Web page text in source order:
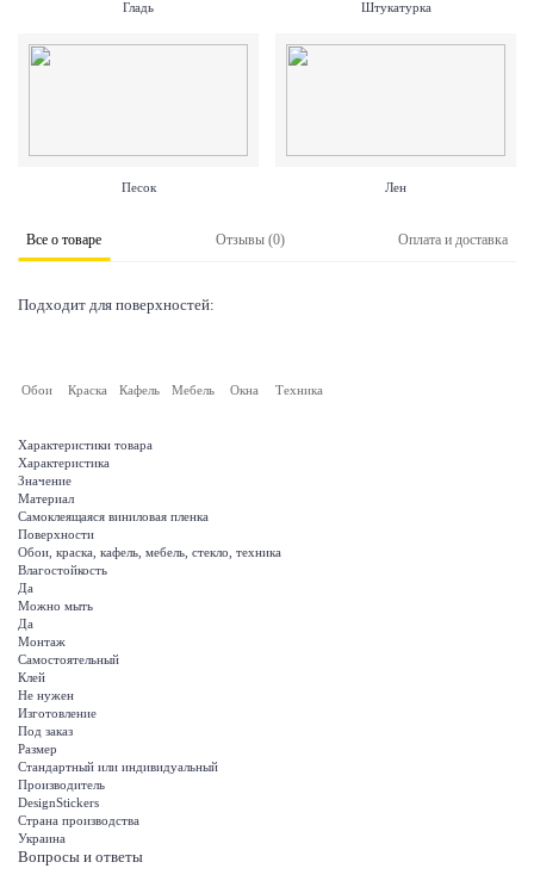
Гладь Штукатурка
Песок Лен
Все о товаре Отзывы (0) Оплата и доставка
Подходит для поверхностей:
Обои Краска Кафель Мебель Окна Техника
Характеристики товара
Характеристика
Значение
Материал
Самоклеящаяся виниловая пленка
Поверхности
Обои, краска, кафель, мебель, стекло, техника
Влагостойкость
Да
Можно мыть
Да
Монтаж
Самостоятельный
Клей
Не нужен
Изготовление
Под заказ
Размер
Стандартный или индивидуальный
Производитель
DesignStickers
Страна производства
Украина
Вопросы и ответы